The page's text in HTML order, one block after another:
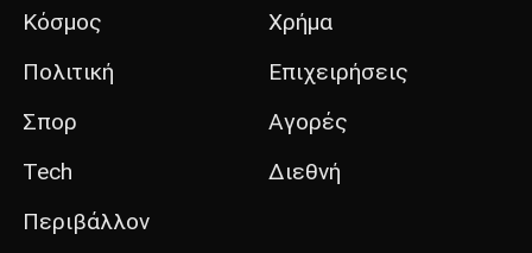
Κόσμος
Πολιτική
Σπορ
Tech
Περιβάλλον
Χρήμα
Επιχειρήσεις
Αγορές
Διεθνή